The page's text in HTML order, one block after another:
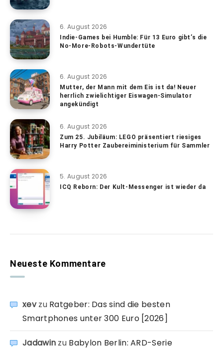
6. August 2026
Indie-Games bei Humble: Für 13 Euro gibt’s die
No-More-Robots-Wundertüte
6. August 2026
Mutter, der Mann mit dem Eis ist da! Neuer
herrlich zwielichtiger Eiswagen-Simulator
angekündigt
6. August 2026
Zum 25. Jubiläum: LEGO präsentiert riesiges
Harry Potter Zaubereiministerium für Sammler
5. August 2026
ICQ Reborn: Der Kult-Messenger ist wieder da
Neueste Kommentare
xevzu Ratgeber: Das sind die besten
Smartphones unter 300 Euro [2026]
Jadawin zu Babylon Berlin: ARD-Serie